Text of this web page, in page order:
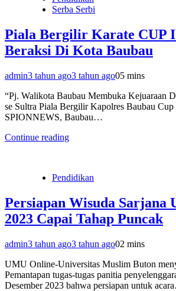
Serba Serbi
Piala Bergilir Karate CUP
Beraksi Di Kota Baubau
admin3 tahun ago3 tahun ago05 mins
“Pj. Walikota Baubau Membuka Kejuaraan
se Sultra Piala Bergilir Kapolres Baubau
SPIONNEWS, Baubau…
Continue reading
Pendidikan
Persiapan Wisuda Sarjana
2023 Capai Tahap Puncak
admin3 tahun ago3 tahun ago02 mins
UMU Online-Universitas Muslim Buton
Pemantapan tugas-tugas panitia
Desember 2023 bahwa persiapan untuk